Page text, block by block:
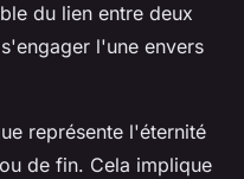
du lien entre deux
l'une envers
représente l'éternité
de fin. Cela implique